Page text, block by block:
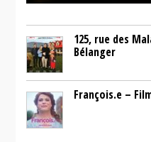
125, rue des
Bélanger
François.e –